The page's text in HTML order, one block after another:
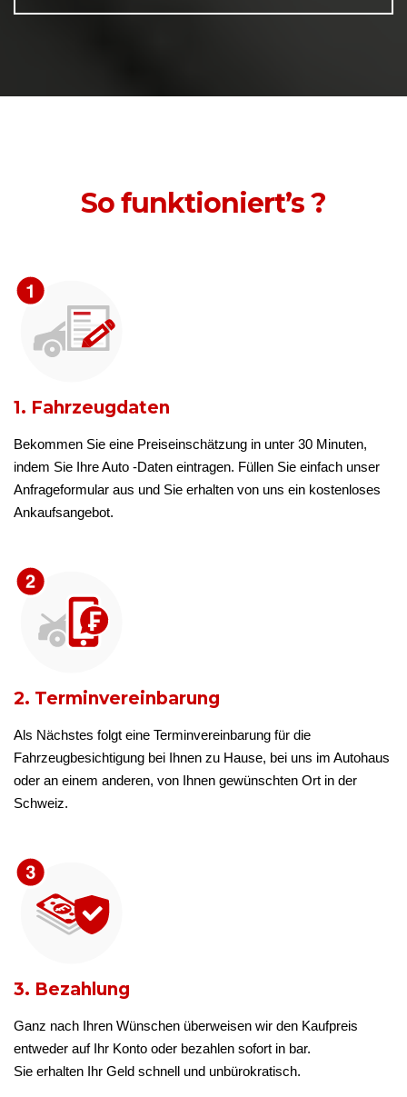
So funktioniert’s ?
1. Fahrzeugdaten
Bekommen Sie eine Preiseinschätzung in unter 30 Minuten,
indem Sie Ihre Auto -Daten eintragen. Füllen Sie einfach unser
Anfrageformular aus und Sie erhalten von uns ein kostenloses
Ankaufsangebot.
2. Terminvereinbarung
Als Nächstes folgt eine Terminvereinbarung für die
Fahrzeugbesichtigung bei Ihnen zu Hause, bei uns im Autohaus
oder an einem anderen, von Ihnen gewünschten Ort in der
Schweiz.
3. Bezahlung
Ganz nach Ihren Wünschen überweisen wir den Kaufpreis
entweder auf Ihr Konto oder bezahlen sofort in bar.
Sie erhalten Ihr Geld schnell und unbürokratisch.